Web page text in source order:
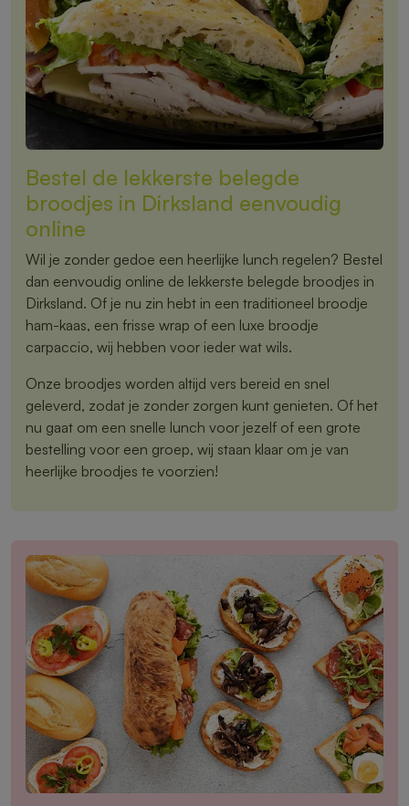
Bestel de lekkerste belegde
broodjes in Dirksland eenvoudig
online
Wil je zonder gedoe een heerlijke lunch regelen? Bestel
dan eenvoudig online de lekkerste belegde broodjes in
Dirksland. Of je nu zin hebt in een traditioneel broodje
ham-kaas, een frisse wrap of een luxe broodje
carpaccio, wij hebben voor ieder wat wils.
Onze broodjes worden altijd vers bereid en snel
geleverd, zodat je zonder zorgen kunt genieten. Of het
nu gaat om een snelle lunch voor jezelf of een grote
bestelling voor een groep, wij staan klaar om je van
heerlijke broodjes te voorzien!